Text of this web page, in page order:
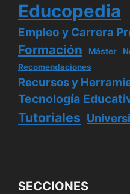
Educopedia
Empleo y Carrera
Formación Máster
Recomendaciones
Recursos y
Tecnología
Tutoriales
SECCIONES